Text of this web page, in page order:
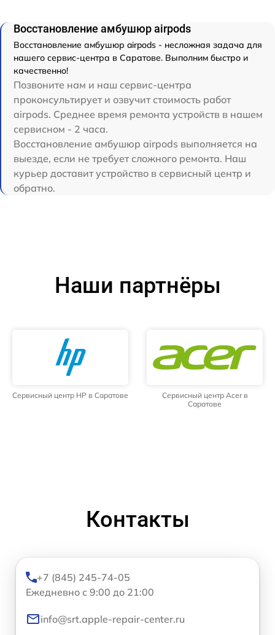
Восстановление амбушюр airpods
Восстановление амбушюр airpods - несложная задача для
нашего сервис-центра в Саратове. Выполним быстро и
качественно!
Позвоните нам и наш сервис-центра
проконсультирует и озвучит стоимость работ
airpods. Среднее время ремонта устройств в нашем
сервисном - 2 часа.
Восстановление амбушюр airpods выполняется на
выезде, если не требует сложного ремонта. Наш
курьер доставит устройство в сервисный центр и
обратно.
Наши партнёры
Сервисный центр HP в Саратове
Сервисный центр Acer в
Саратове
Контакты
+7 (845) 245-74-05
Ежедневно с 9:00 до 21:00
info@srt.apple-repair-center.ru